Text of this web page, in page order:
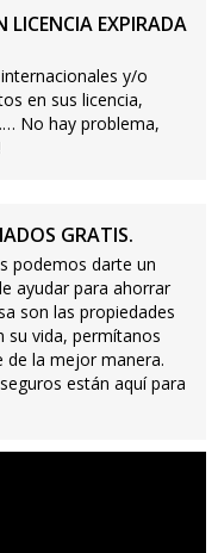
LICENCIA EXPIRADA
y/o
en sus licencia,
No hay problema,
GRATIS.
podemos darte un
ayudar para ahorrar
son las propiedades
su vida, permítanos
de la mejor manera.
están aquí para